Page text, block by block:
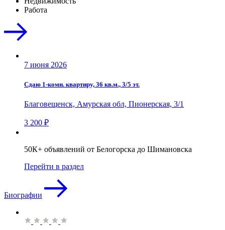
Работа
7 июня 2026
Сдаю 1-комн. квартиру, 36 кв.м., 3/5 эт.
Благовещенск, Амурская обл, Пионерская, 3/1
3 200 ₽
50К+ объявлений от Белогорска до Шимановска
Перейти в раздел
Биографии